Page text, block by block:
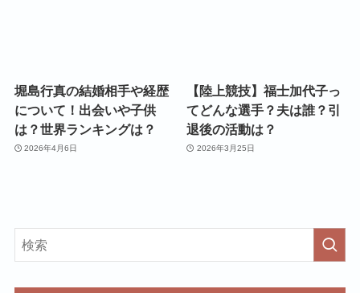
堀島行真の結婚相手や経歴
について！出会いや子供
は？世界ランキングは？
2026年4月6日
【陸上競技】福士加代子っ
てどんな選手？夫は誰？引
退後の活動は？
2026年3月25日